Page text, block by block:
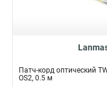
Патч-корд оптический
OS2, 0.5 м